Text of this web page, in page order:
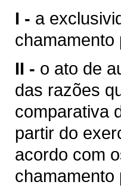
I - a
chamamento
II - o ato de
das razões
comparativa
partir do
acordo com
chamamento